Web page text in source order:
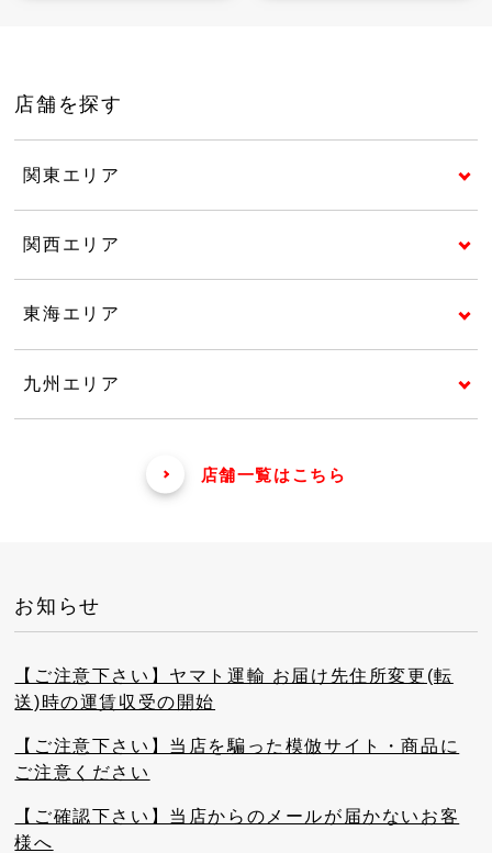
店舗を探す
関東エリア
関西エリア
東海エリア
九州エリア
店舗一覧はこちら
お知らせ
【ご注意下さい】ヤマト運輸 お届け先住所変更(転
送)時の運賃収受の開始
【ご注意下さい】当店を騙った模倣サイト・商品に
ご注意ください
【ご確認下さい】当店からのメールが届かないお客
様へ